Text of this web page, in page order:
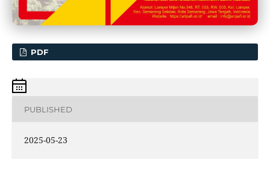
PDF
PUBLISHED
2025-05-23